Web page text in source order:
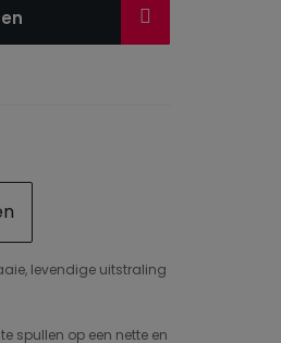
levendige uitstraling
spullen op een nette en